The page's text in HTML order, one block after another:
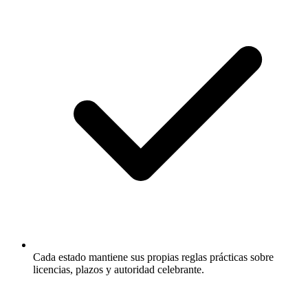
Cada estado mantiene sus propias reglas prácticas sobre
licencias, plazos y autoridad celebrante.